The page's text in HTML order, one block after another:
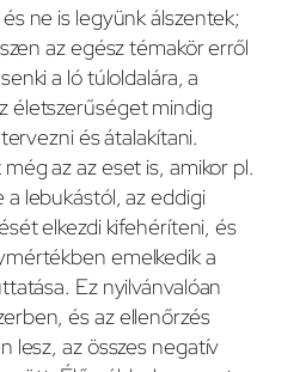
ne is legyünk álszentek;
az egész témakör erről
a ló túloldalára, a
életszerűséget mindig
és átalakítani.
az az eset is, amikor pl.
lebukástól, az eddigi
elkezdi kifehéríteni, és
emelkedik a
Ez nyilvánvalóan
és az ellenőrzés
lesz, az összes negatív